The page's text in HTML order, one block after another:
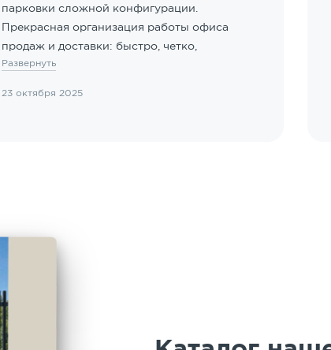
парковки сложной конфигурации.
Прекрасная организация работы офиса
продаж и доставки: быстро, четко,
клиентоориентированные сотрудники.
Марии Юрьевне. Таким людям можно
Развернуть
23 октября 2025